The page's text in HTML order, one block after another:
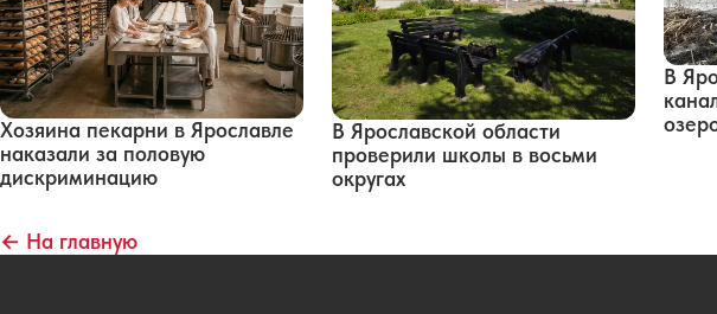
Хозяина пекарни в Ярославле
наказали за половую
дискриминацию
В Ярославской области
проверили школы в восьми
округах
В
← На главную